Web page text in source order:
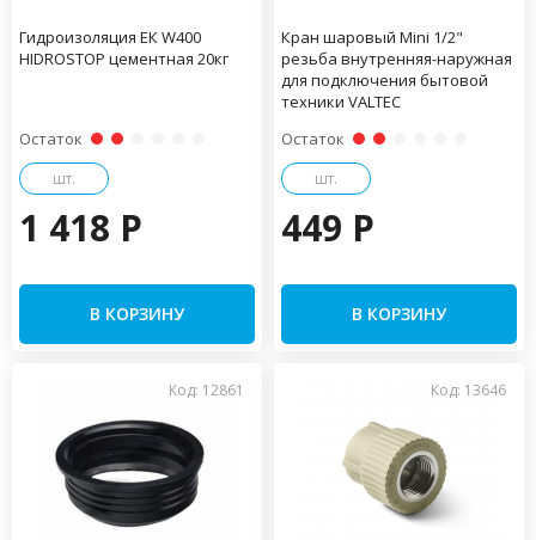
Гидроизоляция ЕК W400
HIDROSTOP цементная 20кг
Остаток
шт.
1 418 P
В КОРЗИНУ
Кран шаровый Mini 1/2"
резьба внутренняя-наружная
для подключения бытовой
техники VALTEC
Остаток
шт.
449 P
В КОРЗИНУ
Код: 12861 Код: 13646